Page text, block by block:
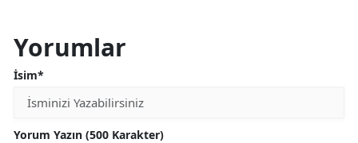
Yorumlar
İsim*
Yorum Yazın (500 Karakter)